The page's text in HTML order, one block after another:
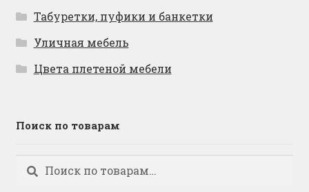
Табуретки, пуфики и банкетки
Уличная мебель
Цвета плетеной мебели
Поиск по товарам
Искать:
Поиск